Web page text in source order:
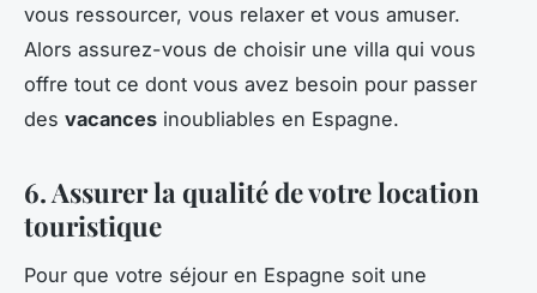
vous ressourcer, vous relaxer et vous amuser.
Alors assurez-vous de choisir une villa qui vous
offre tout ce dont vous avez besoin pour passer
des vacances inoubliables en Espagne.
6. Assurer la qualité de votre location
touristique
Pour que votre séjour en Espagne soit une